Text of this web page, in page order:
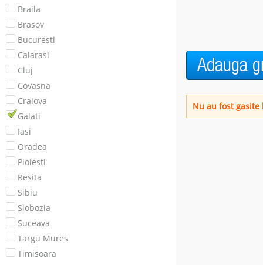
Braila
Brasov
Bucuresti
Calarasi
Cluj
Covasna
Craiova
Galati
Iasi
Oradea
Ploiesti
Resita
Sibiu
Slobozia
Suceava
Targu Mures
Timisoara
Nu au fost